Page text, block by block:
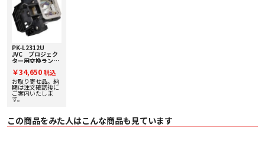
PK-L2312U
JVC プロジェク
ター用交換ラン
規品】
￥34,650 税込
お取り寄せ品。納
期は注文確認後に
ご案内いたしま
す。
この商品をみた人はこんな商品も見ています